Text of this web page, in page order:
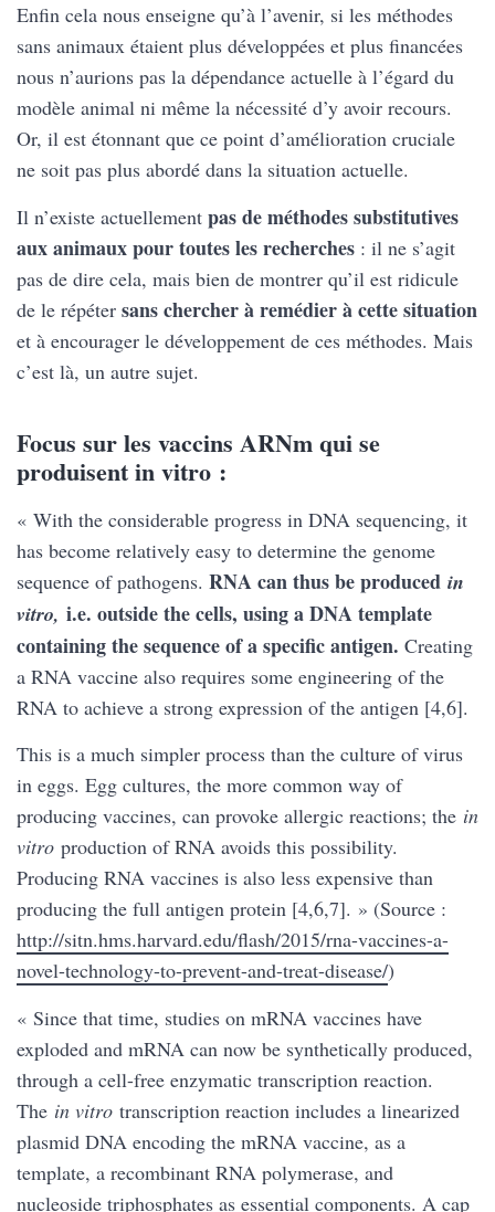
Enfin cela nous enseigne qu’à l’avenir, si les méthodes
sans animaux étaient plus développées et plus financées
nous n’aurions pas la dépendance actuelle à l’égard du
modèle animal ni même la nécessité d’y avoir recours.
Or, il est étonnant que ce point d’amélioration cruciale
ne soit pas plus abordé dans la situation actuelle.
Il n’existe actuellement pas de méthodes substitutives
aux animaux pour toutes les recherches : il ne s’agit
pas de dire cela, mais bien de montrer qu’il est ridicule
de le répéter sans chercher à remédier à cette situation
et à encourager le développement de ces méthodes. Mais
c’est là, un autre sujet.
Focus sur les vaccins ARNm qui se
produisent in vitro :
« With the considerable progress in DNA sequencing, it
has become relatively easy to determine the genome
sequence of pathogens. RNA can thus be produced in
vitro, i.e. outside the cells, using a DNA template
containing the sequence of a specific antigen. Creating
a RNA vaccine also requires some engineering of the
RNA to achieve a strong expression of the antigen [4,6].
This is a much simpler process than the culture of virus
in eggs. Egg cultures, the more common way of
producing vaccines, can provoke allergic reactions; the in
vitro production of RNA avoids this possibility.
Producing RNA vaccines is also less expensive than
producing the full antigen protein [4,6,7]. » (Source :
http://sitn.hms.harvard.edu/flash/2015/rna-vaccines-a-
novel-technology-to-prevent-and-treat-disease/)
« Since that time, studies on mRNA vaccines have
exploded and mRNA can now be synthetically produced,
through a cell-free enzymatic transcription reaction.
The in vitro transcription reaction includes a linearized
plasmid DNA encoding the mRNA vaccine, as a
template, a recombinant RNA polymerase, and
nucleoside triphosphates as essential components. A cap